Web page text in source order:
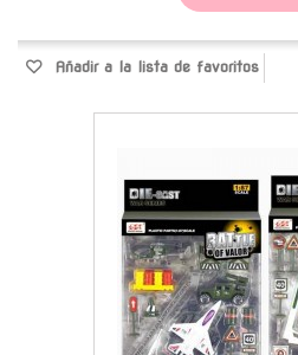
Añadir a la lista de favoritos